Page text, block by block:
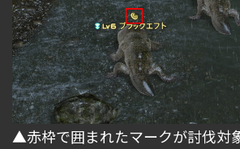
▲赤枠で囲まれたマークが討伐対